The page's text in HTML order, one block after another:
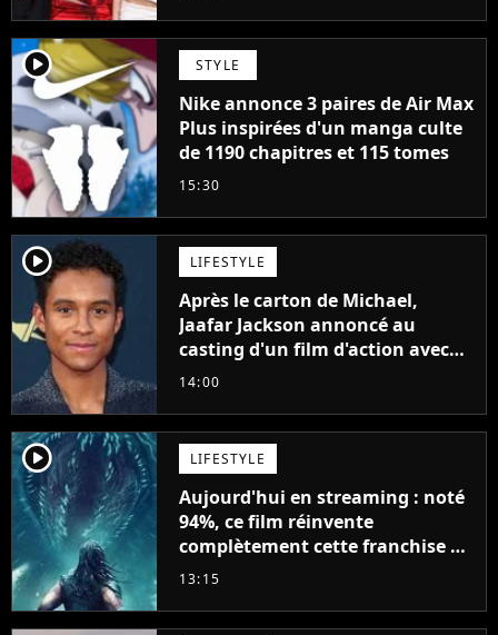
player2 STYLE
Nike annonce 3 paires de Air Max
Plus inspirées d'un manga culte
de 1190 chapitres et 115 tomes
15:30
player2 LIFESTYLE
Après le carton de Michael,
Jaafar Jackson annoncé au
casting d'un film d'action avec
Will Smith
14:00
player2 LIFESTYLE
Aujourd'hui en streaming : noté
94%, ce film réinvente
complètement cette franchise de
science-fiction vieille de 40 ans
13:15